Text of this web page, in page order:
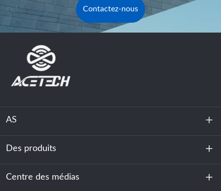
Contactez-nous
AS
À propos de nous
Durabilité
Des produits
Stockage d'énergie
Centre des médias